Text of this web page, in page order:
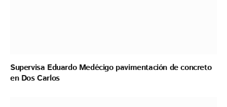
Supervisa Eduardo Medécigo pavimentación de concreto
en Dos Carlos